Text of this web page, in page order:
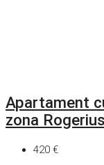
Apartament
zona
420 €